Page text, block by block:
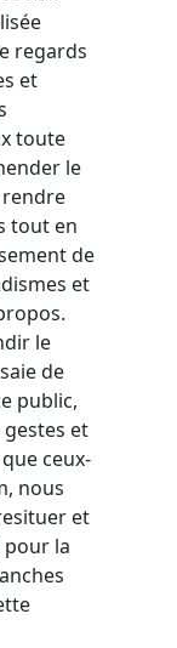
regards
et
toute
le
tout en
de
et
le
de
public,
et
ceux-
nous
et
la